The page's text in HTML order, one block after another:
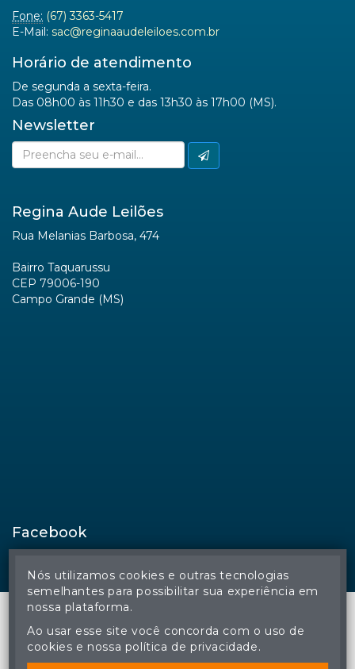
Fone: (67) 3363-5417
E-Mail: sac@reginaaudeleiloes.com.br
Horário de atendimento
De segunda a sexta-feira.
Das 08h00 às 11h30 e das 13h30 às 17h00 (MS).
Newsletter
Regina Aude Leilões
Rua Melanias Barbosa, 474
Bairro Taquarussu
CEP 79006-190
Campo Grande (MS)
Facebook
© Regina Aude Leilões - Todos os direitos reservados
A cópia ou reprodução não autorizada do conteúdo deste site
Nós utilizamos cookies e outras tecnologias
semelhantes para possibilitar sua experiência em
nossa plataforma.
Ao usar esse site você concorda com o uso de
cookies e nossa política de privacidade.